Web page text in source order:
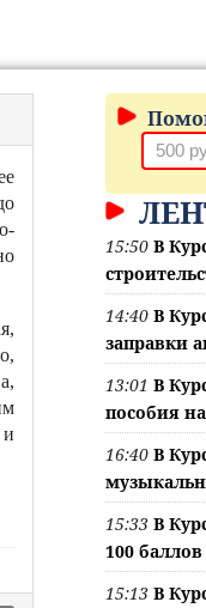
15:50 В
14:40 В
заправки
13:01 В
пособия
16:40 В
15:33 В
100 баллов
15:13 В